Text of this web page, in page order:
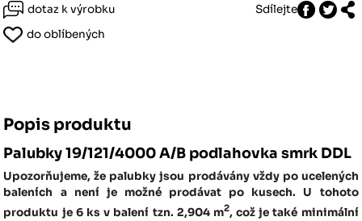
dotaz k výrobku
Sdílejte
do oblíbených
Popis produktu
Palubky 19/121/4000 A/B podlahovka smrk DDL
Upozorňujeme, že palubky jsou prodávány vždy po ucelených
baleních a není je možné prodávat po kusech. U tohoto
produktu je 6 ks v balení tzn. 2,904 m2, což je také minimální